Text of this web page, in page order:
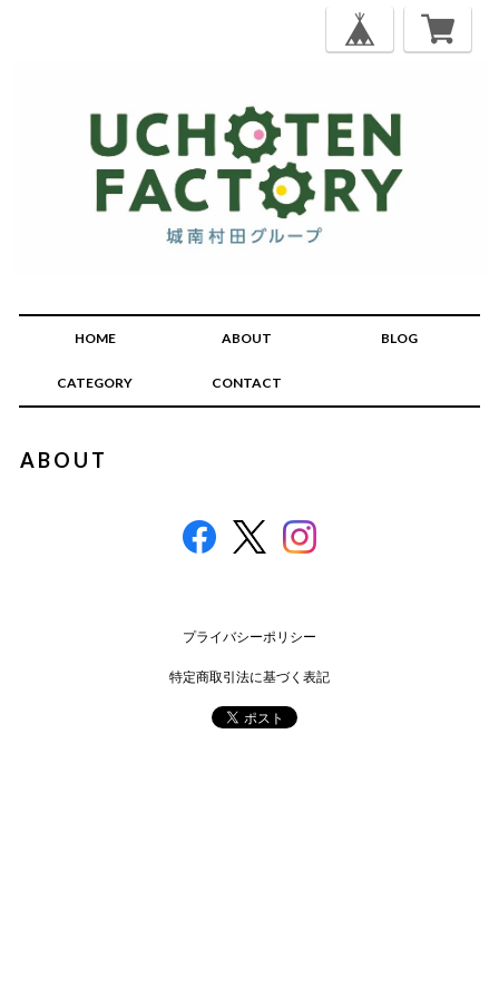
HOME ABOUT BLOG
CATEGORY CONTACT
ABOUT
プライバシーポリシー
特定商取引法に基づく表記